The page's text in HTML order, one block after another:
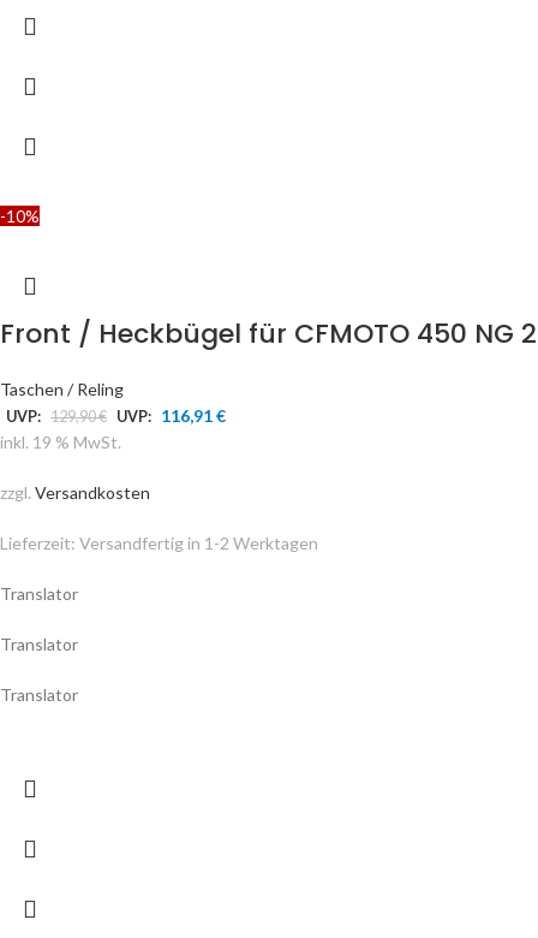
-10%
Front / Heckbügel für CFMOTO 450 NG 2
Taschen / Reling
UVP: 129,90€ UVP: 116,91€
inkl. 19 % MwSt.
zzgl. Versandkosten
Lieferzeit: Versandfertig in 1-2 Werktagen
Translator
Translator
Translator